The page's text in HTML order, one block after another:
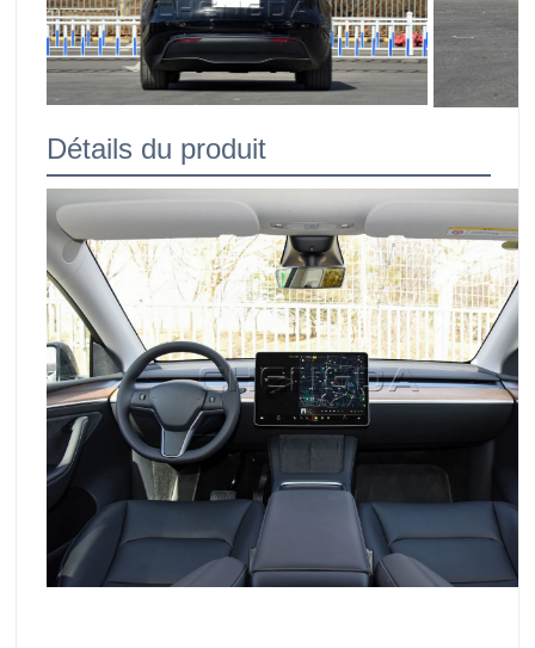
Détails du produit